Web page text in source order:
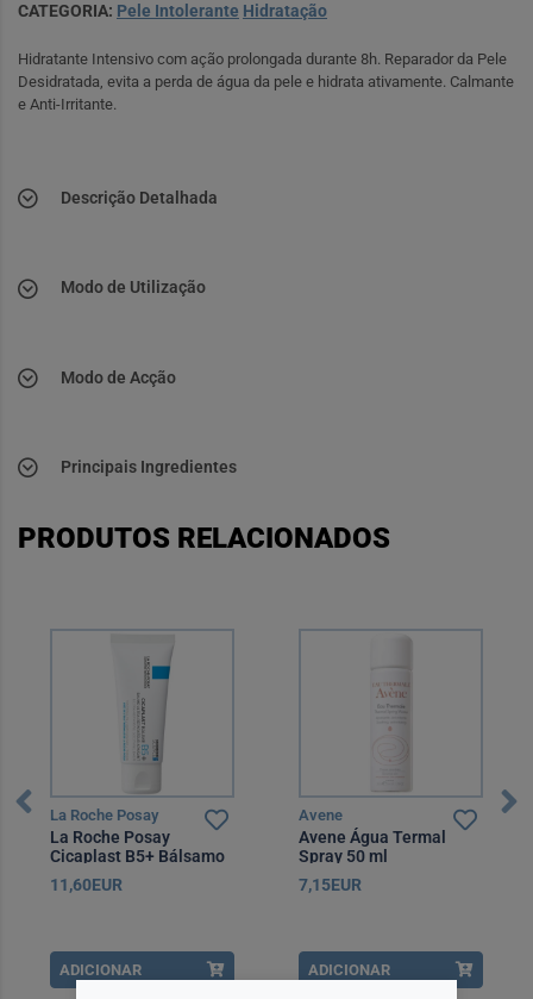
CATEGORIA: Pele Intolerante Hidratação
Hidratante Intensivo com ação prolongada durante 8h. Reparador da Pele
Desidratada, evita a perda de água da pele e hidrata ativamente. Calmante
e Anti-Irritante.
Descrição Detalhada
Modo de Utilização
Modo de Acção
Principais Ingredientes
PRODUTOS RELACIONADOS
La Roche Posay
La Roche Posay
Cicaplast B5+ Bálsamo
Ultra Reparador 40 ml
11,60EUR
ADICIONAR
Avene
Avene Água Termal
Spray 50 ml
7,15EUR
ADICIONAR